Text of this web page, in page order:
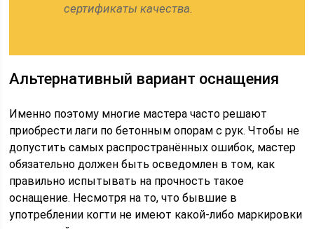
сертификаты качества.
Альтернативный вариант оснащения
Именно поэтому многие мастера часто решают
приобрести лаги по бетонным опорам с рук. Чтобы не
допустить самых распространённых ошибок, мастер
обязательно должен быть осведомлен в том, как
правильно испытывать на прочность такое
оснащение. Несмотря на то, что бывшие в
употреблении когти не имеют какой-либо маркировки